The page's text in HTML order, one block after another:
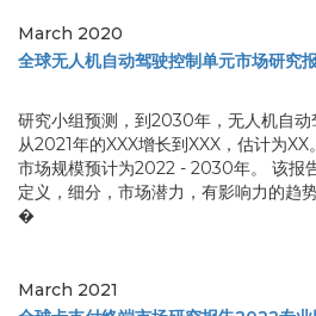
March 2020
全球无人机自动驾驶控制单元市场研究
研究小组预测，到2030年，无人机自
从2021年的XXX增长到XXX，估计为XX
市场规模预计为2022 - 2030年。 该报
定义，细分，市场潜力，有影响力的趋
�
March 2021